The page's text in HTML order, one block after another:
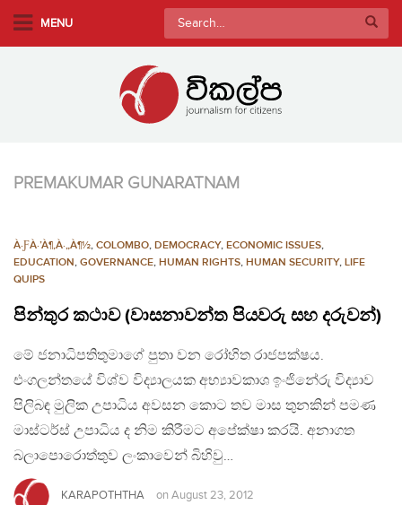
MENU
Search
for:
PREMAKUMAR GUNARATNAM
À·ƑÀ·’À¶‚À·„À¶½, COLOMBO, DEMOCRACY, ECONOMIC ISSUES,
EDUCATION, GOVERNANCE, HUMAN RIGHTS, HUMAN SECURITY, LIFE
QUIPS
පින්තුර කථාව (වාසනාවන්ත පියවරු සහ දරුවන්)
මේ ජනාධිපතිතුමාගේ පුතා වන රෝහිත රාජපක්ෂය.
එංගලන්තයේ විශ්ව විද්‍යාලයක අභ්‍යාවකාශ ඉංජිනේරු විද්‍යාව
පිලිබඳ මුලික උපාධිය අවසන කොට තව මාස තුනකින් පමණ
මාස්ටර්ස් උපාධිය ද නිම කිරීමට අපේක්ෂා කරයි. අනාගත
බලාපොරොත්තුව ලංකාවෙන් බිහිවු…
KARAPOTHTHA on August 23, 2012